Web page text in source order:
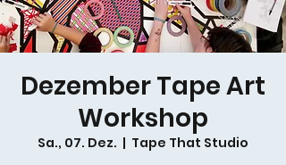
Dezember Tape Art
Workshop
Sa., 07. Dez.
  |
Tape That Studio